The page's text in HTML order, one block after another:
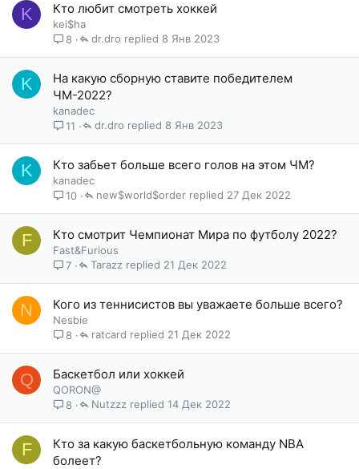
K Кто любит смотреть хоккей
kei$ha
8
8 Янв 2023
dr.dro
K
На какую сборную ставите победителем
ЧМ-2022?
kanadec
11
8 Янв 2023
dr.dro
K Кто забьет больше всего голов на этом ЧМ?
kanadec
10
27 Дек 2022
new$world$order
F Кто смотрит Чемпионат Мира по футболу 2022?
Fast&Furious
7
21 Дек 2022
Tarazz
N Кого из теннисистов вы уважаете больше всего?
Nesbie
8
21 Дек 2022
ratcard
Q Баскетбол или хоккей
QORON@
8
14 Дек 2022
Nutzzz
F
Кто за какую баскетбольную команду NBA
болеет?